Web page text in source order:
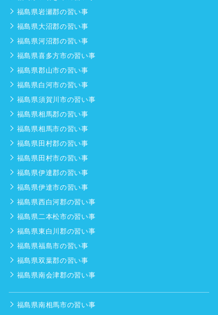
福島県岩瀬郡の習い事
福島県大沼郡の習い事
福島県河沼郡の習い事
福島県喜多方市の習い事
福島県郡山市の習い事
福島県白河市の習い事
福島県須賀川市の習い事
福島県相馬郡の習い事
福島県相馬市の習い事
福島県田村郡の習い事
福島県田村市の習い事
福島県伊達郡の習い事
福島県伊達市の習い事
福島県西白河郡の習い事
福島県二本松市の習い事
福島県東白川郡の習い事
福島県福島市の習い事
福島県双葉郡の習い事
福島県南会津郡の習い事
福島県南相馬市の習い事